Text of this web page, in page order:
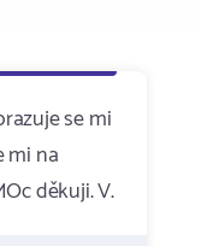
se mi
mi na
děkuji. V.